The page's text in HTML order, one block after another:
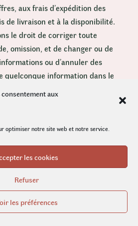
aux
optimiser notre site web et notre service.
les cookies
Refuser
les préférences
aux frais d’expédition des
de livraison et à la disponibilité.
le droit de corriger toute
omission, et de changer ou de
ou d’annuler des
quelconque information dans le
autre site web associé est
les informations dans le
autre site web associé, incluant
pas aux informations sur les
par la loi. Aucune date définie